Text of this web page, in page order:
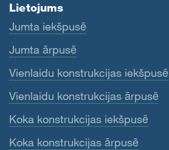
Lietojums
Jumta iekšpusē
Jumta ārpusē
Vienlaidu konstrukcijas iekšpusē
Vienlaidu konstrukcijas ārpusē
Koka konstrukcijas iekšpusē
Koka konstrukcijas ārpusē